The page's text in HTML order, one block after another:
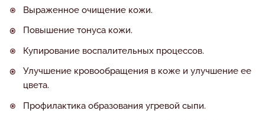
Выраженное очищение кожи.
Повышение тонуса кожи.
Купирование воспалительных процессов.
Улучшение кровообращения в коже и улучшение ее
цвета.
Профилактика образования угревой сыпи.